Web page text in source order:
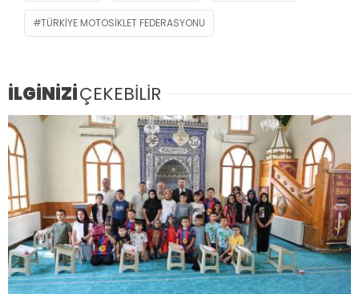
TÜRKIYE MOTOSIKLET FEDERASYONU
İLGİNİZİÇEKEBİLİR